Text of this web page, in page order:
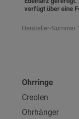
verfügt über eine
Hersteller-Nummer
Ohrringe
Creolen
Ohrhänger